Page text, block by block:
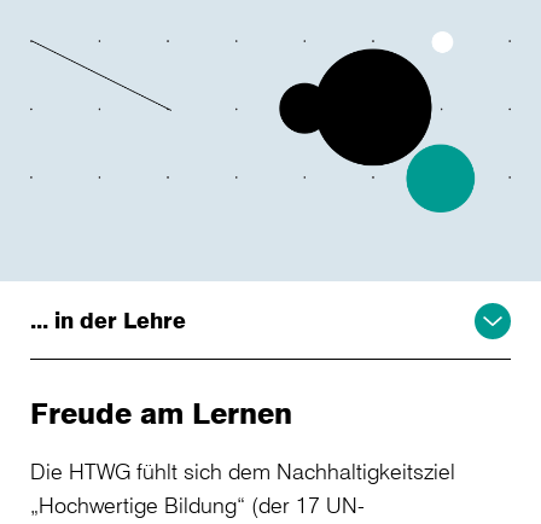
... in der Lehre
Freude am Lernen
Die HTWG fühlt sich dem Nachhaltigkeitsziel
„Hochwertige Bildung“ (der 17 UN-